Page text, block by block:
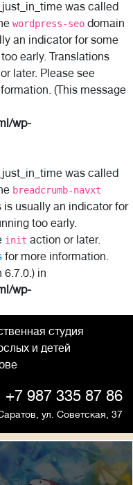
was called
wordpress-seo domain
an indicator for some
early. Translations
later. Please see
(This message
wp-
was called
breadcrumb-navxt
is usually an indicator for
too early.
init action or later.
for more information.
6.7.0.) in
wp-
студия
и детей
+7 987 335 87 86
ул. Советская, 37